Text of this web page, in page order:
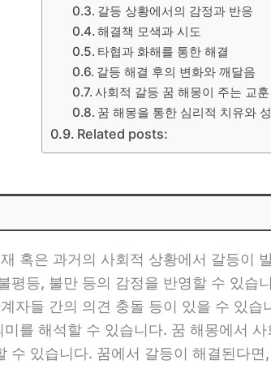
갈등 상황에서의 감정과 반응
해결책 모색과 시도
타협과 화해를 통한 해결
갈등 해결 후의 변화와 깨달음
사회적 갈등 꿈 해몽이 주는 교훈
꿈 해몽을 통한 심리적 치유와
Related posts:
혹은 과거의 사회적 상황에서 갈등이
평등, 불만 등의 감정을 반영할 수 있습
자들 간의 의견 충돌 등이 있을 수 있
를 해석할 수 있습니다. 꿈 해몽에서
수 있습니다. 꿈에서 갈등이 해결된다